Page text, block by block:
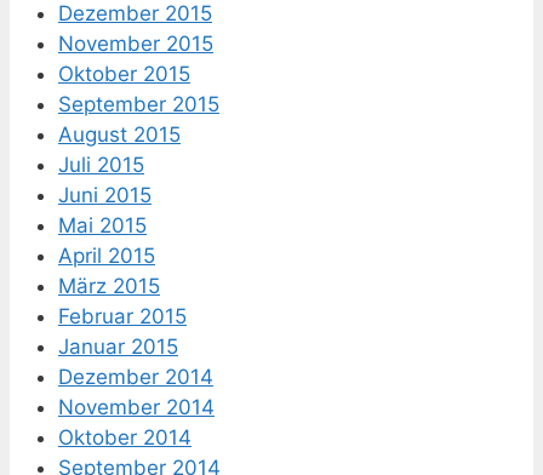
Dezember 2015
November 2015
Oktober 2015
September 2015
August 2015
Juli 2015
Juni 2015
Mai 2015
April 2015
März 2015
Februar 2015
Januar 2015
Dezember 2014
November 2014
Oktober 2014
September 2014